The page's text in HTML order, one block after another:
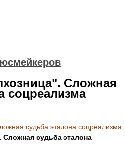
Сложная
соцреализма
судьба эталона соцреализма
судьба эталона